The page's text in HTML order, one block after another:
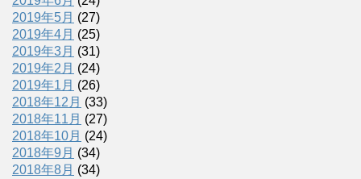
2019年5月 (27)
2019年4月 (25)
2019年3月 (31)
2019年2月 (24)
2019年1月 (26)
2018年12月 (33)
2018年11月 (27)
2018年10月 (24)
2018年9月 (34)
2018年8月 (34)